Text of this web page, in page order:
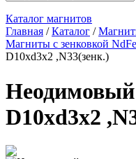
Каталог магнитов
Главная /Каталог /
Магниты с зенковкой
D10xd3x2 ,N33(зенк.)
D10xd3x2